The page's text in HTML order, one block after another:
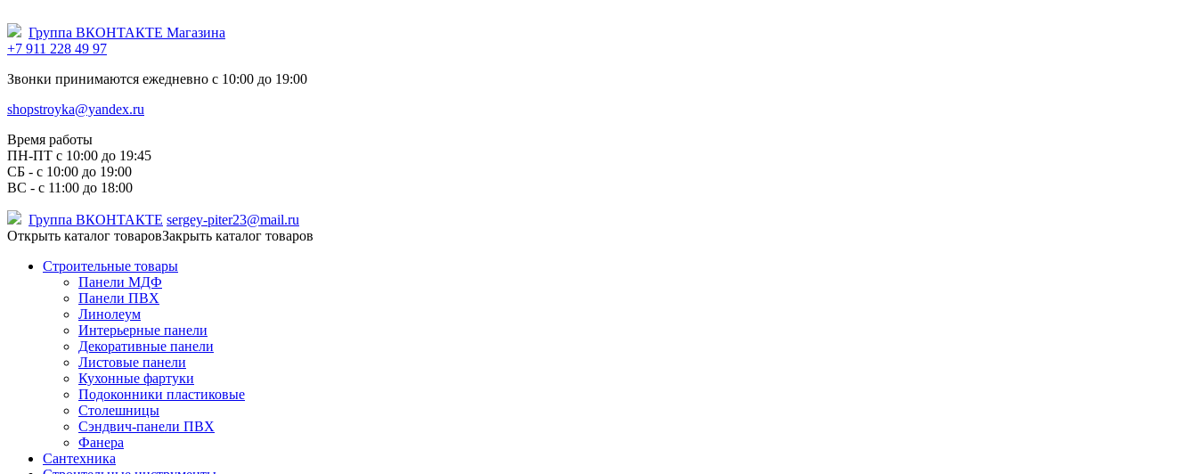
Группа ВКОНТАКТЕ Магазина
+7 911 228 49 97
Звонки принимаются ежедневно с 10:00 до 19:00
shopstroyka@yandex.ru
Время работы
ПН-ПТ c 10:00 до 19:45
СБ - с 10:00 до 19:00
ВС - с 11:00 до 18:00
Группа ВКОНТАКТЕ sergey-piter23@mail.ru
Открыть каталог товаровЗакрыть каталог товаров
Строительные товары
Панели МДФ
Панели ПВХ
Линолеум
Интерьерные панели
Декоративные панели
Листовые панели
Кухонные фартуки
Подоконники пластиковые
Столешницы
Сэндвич-панели ПВХ
Фанера
Сантехника